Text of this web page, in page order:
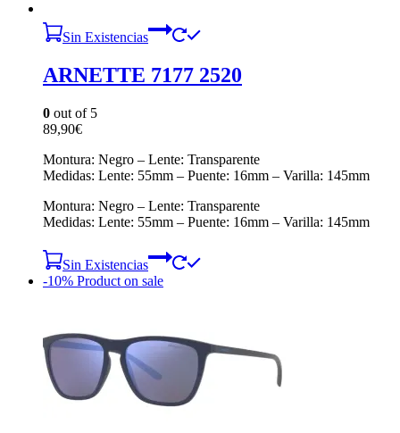
Sin Existencias
ARNETTE 7177 2520
0 out of 5
89,90€
Montura: Negro – Lente: Transparente
Medidas: Lente: 55mm – Puente: 16mm – Varilla: 145mm
Montura: Negro – Lente: Transparente
Medidas: Lente: 55mm – Puente: 16mm – Varilla: 145mm
Sin Existencias
-10% Product on sale